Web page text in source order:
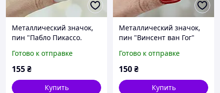
Металлический значок,
пин "Пабло Пикассо.
Готово к отправке
155₴
Купить
Металлический значок,
пин "Винсент ван Гог"
Готово к отправке
150₴
Купить